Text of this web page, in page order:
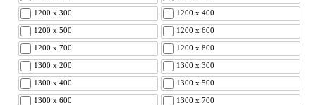
1200 x 300 1200 x 400
1200 x 500 1200 x 600
1200 x 700 1200 x 800
1300 x 200 1300 x 300
1300 x 400 1300 x 500
1300 x 600 1300 x 700